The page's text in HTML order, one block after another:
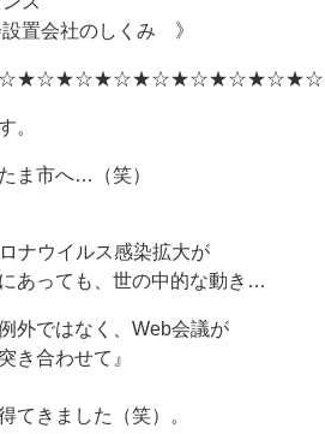
社のしくみ 》
。
ま市へ…（笑）
ナウイルス感染拡大が
あっても、世の中的な動き…
外ではなく、Web会議が
き合わせて』
きました（笑）。